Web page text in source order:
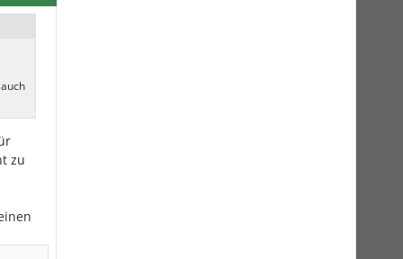
zu